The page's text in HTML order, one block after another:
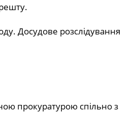
Досудове розслідування
прокуратурою спільно з